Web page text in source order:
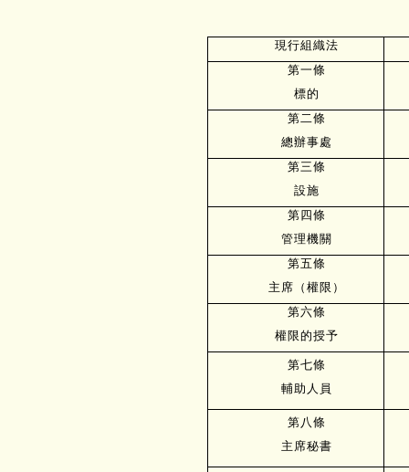
現行組織法
第一條
標的
第二條
總辦事處
第三條
設施
第四條
管理機關
第五條
主席（權限）
第六條
權限的授予
第七條
輔助人員
第八條
主席秘書